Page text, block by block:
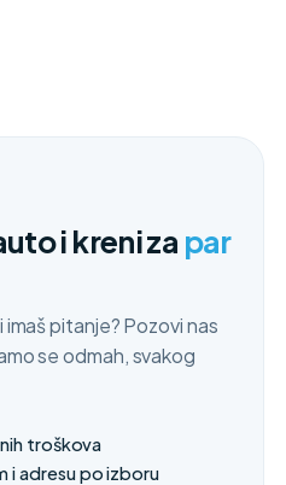
i kreni za par
imaš pitanje? Pozovi nas
se odmah, svakog
troškova
i adresu po izboru